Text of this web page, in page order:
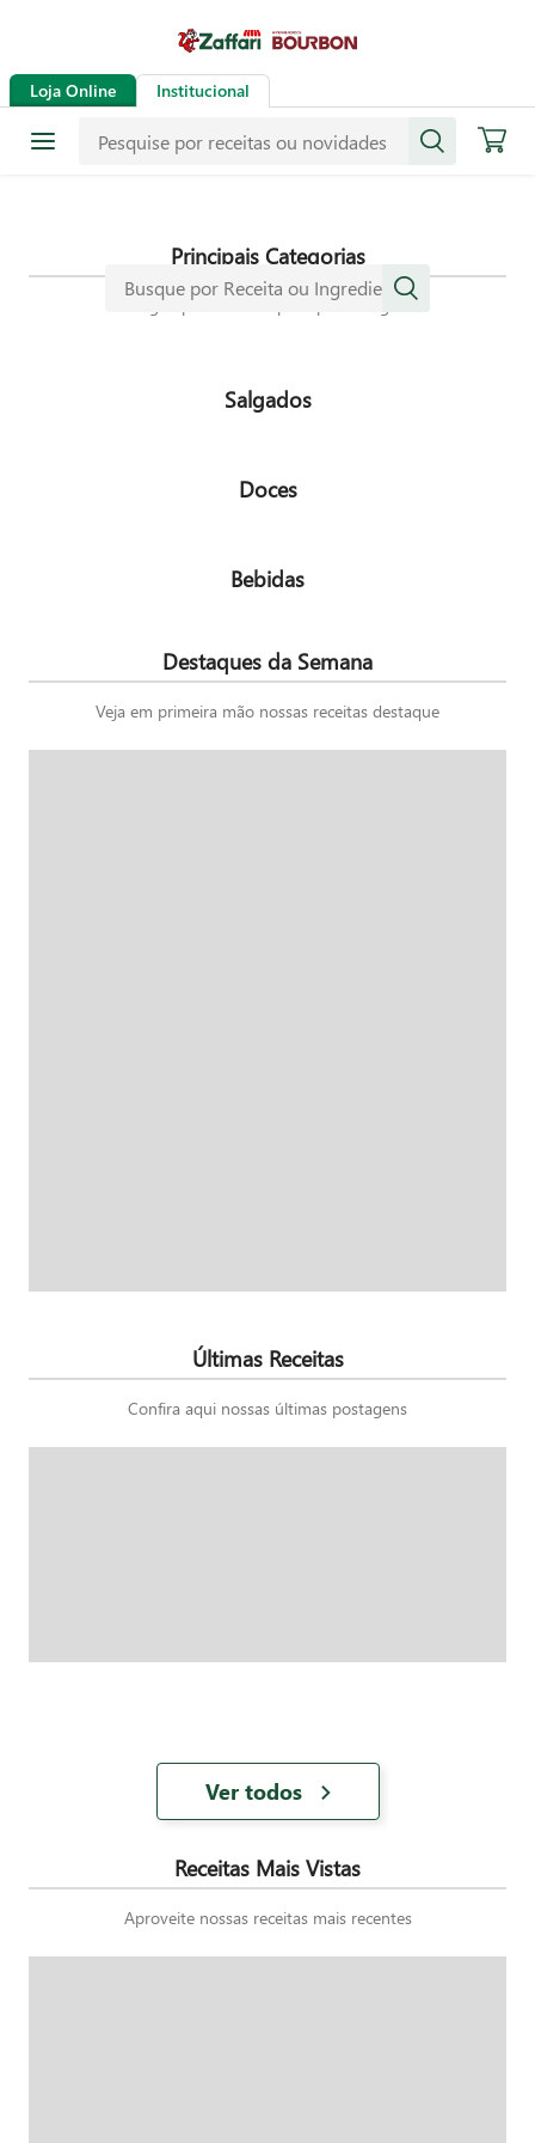
Loja Online Institucional
Receitas
Mais de mil receitas
Principais Categorias
Navegue pelas nossas principais categorias
Salgados
Doces
Bebidas
Destaques da Semana
Veja em primeira mão nossas receitas destaque
Últimas Receitas
Confira aqui nossas últimas postagens
Ver todos
Receitas Mais Vistas
Aproveite nossas receitas mais recentes